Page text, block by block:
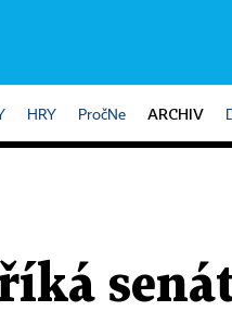
HRY PročNe ARCHIV